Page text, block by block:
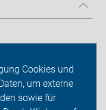
Cookies und
um externe
sowie für